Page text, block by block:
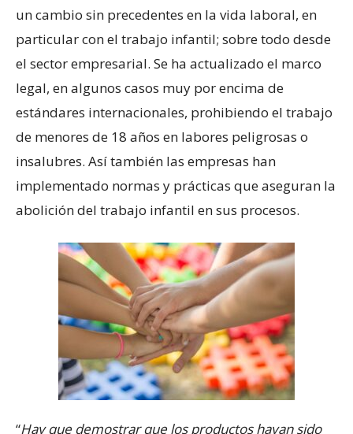
un cambio sin precedentes en la vida laboral, en
particular con el trabajo infantil; sobre todo desde
el sector empresarial. Se ha actualizado el marco
legal, en algunos casos muy por encima de
estándares internacionales, prohibiendo el trabajo
de menores de 18 años en labores peligrosas o
insalubres. Así también las empresas han
implementado normas y prácticas que aseguran la
abolición del trabajo infantil en sus procesos.
“Hay que demostrar que los productos hayan sido